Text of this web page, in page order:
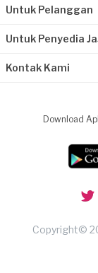
Untuk Pelanggan
Untuk Penyedia
Kontak Kami
Download
Copyright©